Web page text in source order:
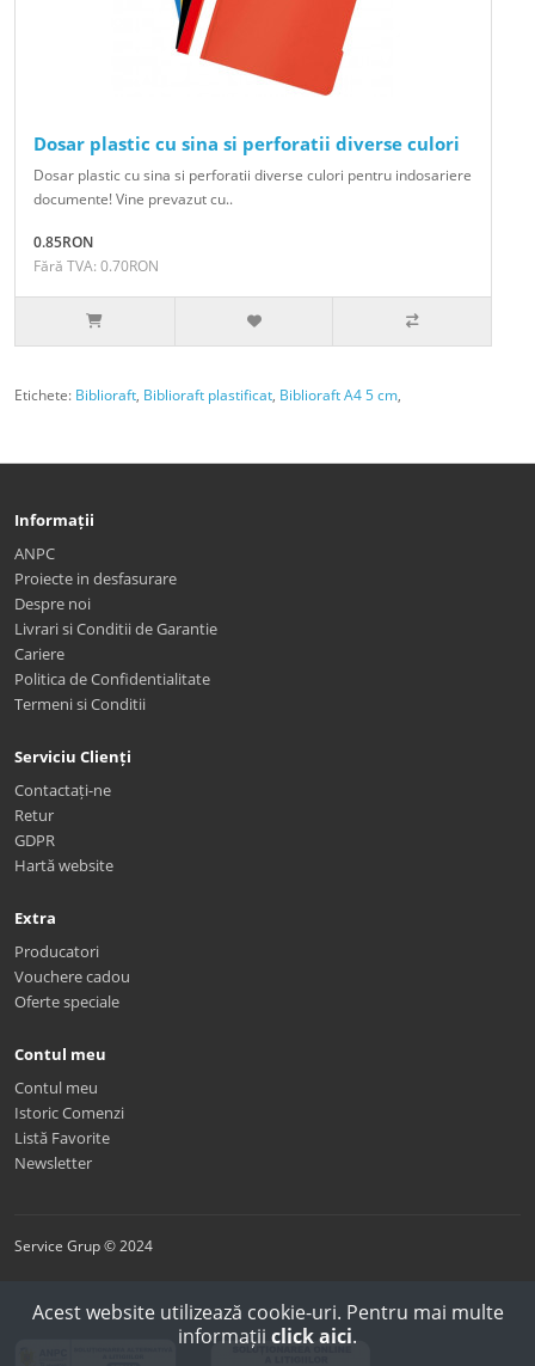
Dosar plastic cu sina si perforatii diverse culori
Dosar plastic cu sina si perforatii diverse culori pentru indosariere
documente! Vine prevazut cu..
0.85RON
Fără TVA: 0.70RON
Etichete: Biblioraft, Biblioraft plastificat, Biblioraft A4 5 cm,
Informații
ANPC
Proiecte in desfasurare
Despre noi
Livrari si Conditii de Garantie
Cariere
Politica de Confidentialitate
Termeni si Conditii
Serviciu Clienți
Contactați-ne
Retur
GDPR
Hartă website
Extra
Producatori
Vouchere cadou
Oferte speciale
Contul meu
Contul meu
Istoric Comenzi
Listă Favorite
Newsletter
Service Grup © 2024
Acest website utilizează cookie-uri. Pentru mai multe
informații click aici.